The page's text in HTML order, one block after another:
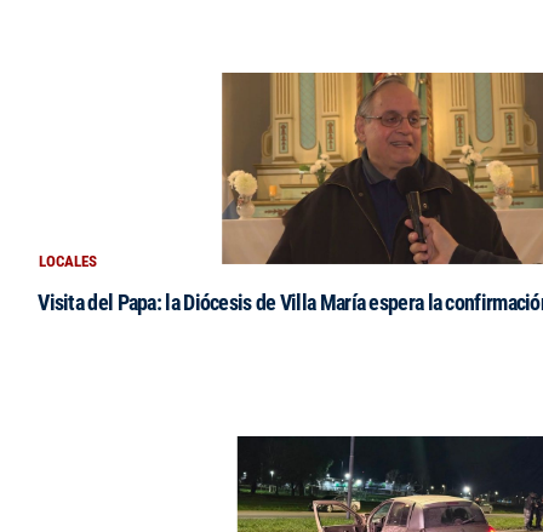
LOCALES
Visita del Papa: la Diócesis de Villa María espera la